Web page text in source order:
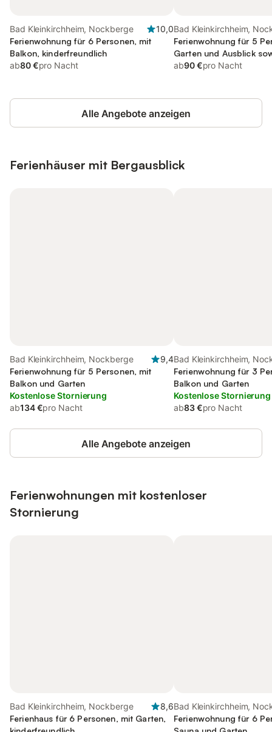
Bad Kleinkirchheim, Nockberge
10,0
Ferienwohnung für 6 Personen, mit
Balkon, kinderfreundlich
ab80 €pro Nacht
Bad Kleinkirchheim,
Ferienwohnung für 5
Garten und Ausblick
kinderfreundlich
ab90 €pro Nacht
Alle Angebote anzeigen
Ferienhäuser mit Bergausblick
Bad Kleinkirchheim, Nockberge
9,4
Ferienwohnung für 5 Personen, mit
Balkon und Garten
Kostenlose Stornierung
ab134 €pro Nacht
Bad Kleinkirchheim,
Ferienwohnung für 3
Balkon und Garten
Kostenlose Stornierung
ab83 €pro Nacht
Alle Angebote anzeigen
Ferienwohnungen mit kostenloser
Stornierung
Bad Kleinkirchheim, Nockberge
8,6
Ferienhaus für 6 Personen, mit Garten,
Bad Kleinkirchheim,
Ferienwohnung für 6